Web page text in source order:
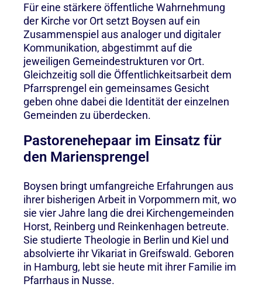
Für eine stärkere öffentliche Wahrnehmung
der Kirche vor Ort setzt Boysen auf ein
Zusammenspiel aus analoger und digitaler
Kommunikation, abgestimmt auf die
jeweiligen Gemeindestrukturen vor Ort.
Gleichzeitig soll die Öffentlichkeitsarbeit dem
Pfarrsprengel ein gemeinsames Gesicht
geben ohne dabei die Identität der einzelnen
Gemeinden zu überdecken.
Pastorenehepaar im Einsatz für
den Mariensprengel
Boysen bringt umfangreiche Erfahrungen aus
ihrer bisherigen Arbeit in Vorpommern mit, wo
sie vier Jahre lang die drei Kirchengemeinden
Horst, Reinberg und Reinkenhagen betreute.
Sie studierte Theologie in Berlin und Kiel und
absolvierte ihr Vikariat in Greifswald. Geboren
in Hamburg, lebt sie heute mit ihrer Familie im
Pfarrhaus in Nusse.